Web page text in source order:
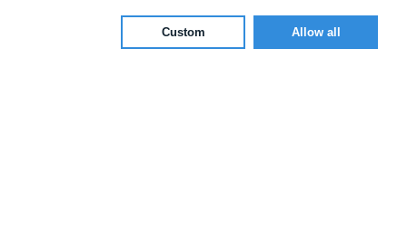
Custom Allow all